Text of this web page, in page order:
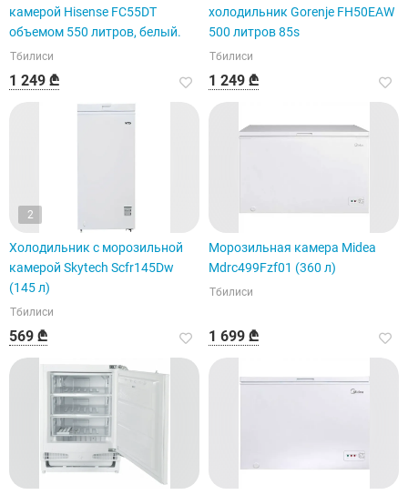
камерой Hisense FC55DT
объемом 550 литров, белый.
Тбилиси
1 249 ₾
холодильник Gorenje FH50EAW
500 литров 85s
Тбилиси
1 249 ₾
2
Холодильник с морозильной
камерой Skytech Scfr145Dw
(145 л)
Тбилиси
569 ₾
Морозильная камера Midea
Mdrc499Fzf01 (360 л)
Тбилиси
1 699 ₾